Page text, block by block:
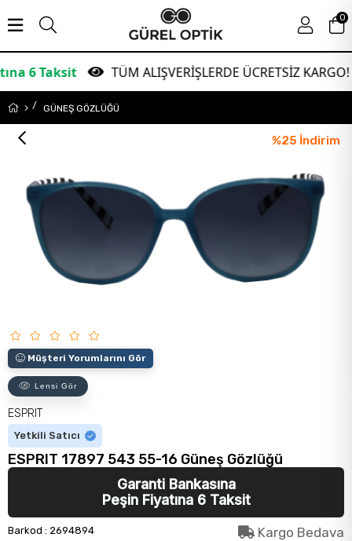
TÜM ALIŞVERİŞLERDE ÜCRETSİZ KARGO!
0
GÜNEŞ GÖZLÜĞÜ
%25 İndirim
Müşteri Yorumlarını Gör
Lensi Gör
ESPRIT
Yetkili Satıcı
ESPRIT 17897 543 55-16 Güneş Gözlüğü
Garanti Bankasına
Peşin Fiyatına 6 Taksit
Barkod : 2694894 Kargo Bedava